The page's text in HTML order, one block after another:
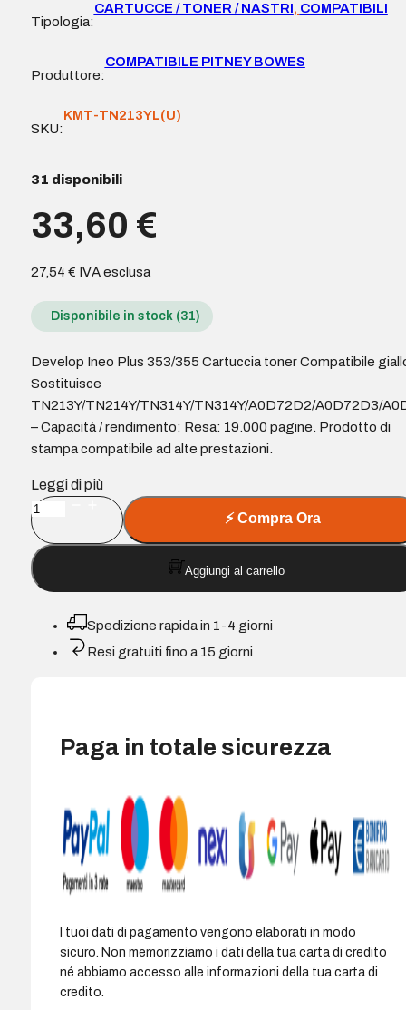
Tipologia:
CARTUCCE / TONER / NASTRI, COMPATIBILI
Produttore:
COMPATIBILE PITNEY BOWES
SKU:
KMT-TN213YL(U)
31 disponibili
33,60 €
27,54 € IVA esclusa
Disponibile in stock (31)
Develop Ineo Plus 353/355 Cartuccia toner Compatibile
Sostituisce
TN213Y/TN214Y/TN314Y/TN314Y/A0D72D2/A0D72D3/
– Capacità / rendimento: Resa: 19.000 pagine. Prodotto di
stampa compatibile ad alte prestazioni.
Leggi di più
Develop
Ineo
Plus
353/355
Cartuccia
Compatibile
giallo
quantità
⚡Compra Ora
Aggiungi al carrello
Spedizione rapida in 1-4 giorni
Resi gratuiti fino a 15 giorni
Paga in totale sicurezza
I tuoi dati di pagamento vengono elaborati in modo
sicuro. Non memorizziamo i dati della tua carta di credito
né abbiamo accesso alle informazioni della tua carta di
credito.